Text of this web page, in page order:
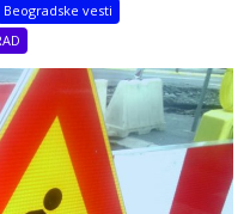
Beogradske vesti